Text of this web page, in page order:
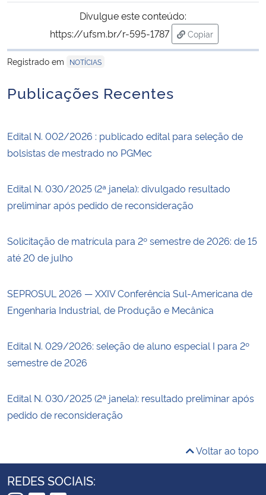
Divulgue este conteúdo:
https://ufsm.br/r-595-1787
Copiar
para área de
Registrado em
NOTÍCIAS
Publicações Recentes
Edital N. 002/2026 : publicado edital para seleção de
bolsistas de mestrado no PGMec
Edital N. 030/2025 (2ª janela): divulgado resultado
preliminar após pedido de reconsideração
Solicitação de matrícula para 2º semestre de 2026: de 15
até 20 de julho
SEPROSUL 2026 — XXIV Conferência Sul-Americana de
Engenharia Industrial, de Produção e Mecânica
Edital N. 029/2026: seleção de aluno especial I para 2º
semestre de 2026
Edital N. 030/2025 (2ª janela): resultado preliminar após
pedido de reconsideração
Voltar ao topo
REDES SOCIAIS: